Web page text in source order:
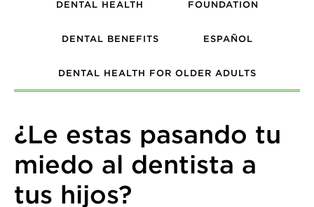
DENTAL HEALTH FOUNDATION
DENTAL BENEFITS ESPAÑOL
DENTAL HEALTH FOR OLDER ADULTS
¿Le estas pasando tu
miedo al dentista a
tus hijos?